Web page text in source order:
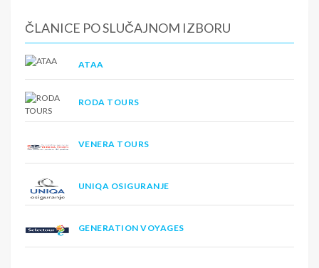
ČLANICE PO SLUČAJNOM IZBORU
ATAA
RODA TOURS
VENERA TOURS
UNIQA OSIGURANJE
GENERATION VOYAGES